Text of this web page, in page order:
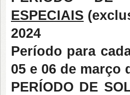
ESPECIAIS
2024
Período para
05 e 06 de março
PERÍODO DE